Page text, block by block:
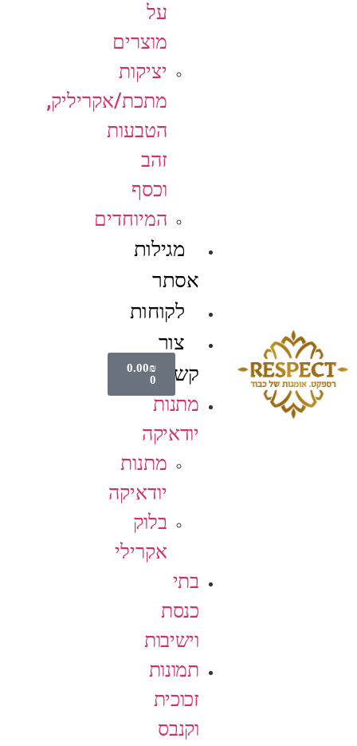
על
מוצרים
יציקות
מתכת/אקריליק,
הטבעות
זהב
וכסף
המיוחדים
מגילות
אסתר
לקוחות
צור
קשר
מתנות
יודאיקה
מתנות
יודאיקה
בלוק
אקרילי
בתי
כנסת
וישיבות
תמונות
זכוכית
וקנבס
0.00₪
0